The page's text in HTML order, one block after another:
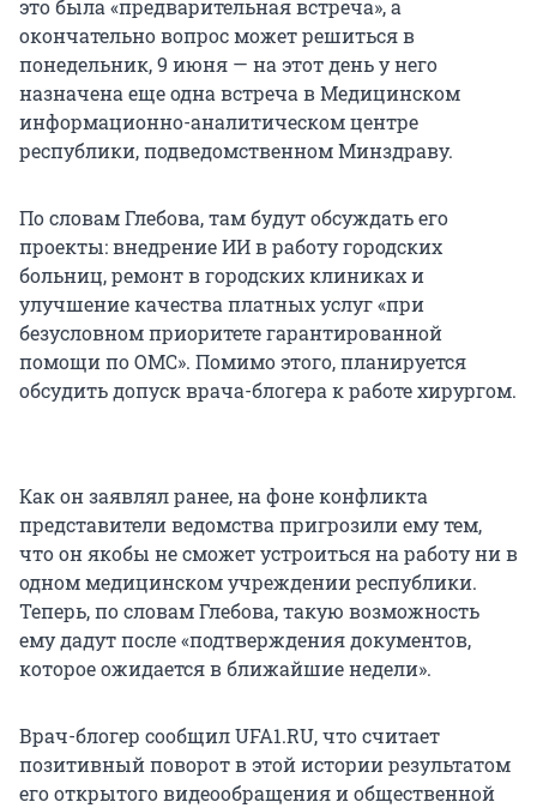
это была «предварительная встреча», а
окончательно вопрос может решиться в
понедельник, 9 июня — на этот день у него
назначена еще одна встреча в Медицинском
информационно-аналитическом центре
республики, подведомственном Минздраву.
По словам Глебова, там будут обсуждать его
проекты: внедрение ИИ в работу городских
больниц, ремонт в городских клиниках и
улучшение качества платных услуг «при
безусловном приоритете гарантированной
помощи по ОМС». Помимо этого, планируется
обсудить допуск врача-блогера к работе хирургом.
Как он заявлял ранее, на фоне конфликта
представители ведомства пригрозили ему тем,
что он якобы не сможет устроиться на работу ни в
одном медицинском учреждении республики.
Теперь, по словам Глебова, такую возможность
ему дадут после «подтверждения документов,
которое ожидается в ближайшие недели».
Врач-блогер сообщил UFA1.RU, что считает
позитивный поворот в этой истории результатом
его открытого видеообращения и общественной